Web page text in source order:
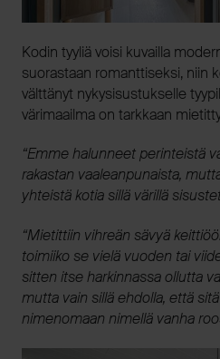
Kodin tyyliä voisi kuvailla
suorastaan romanttiseksi, niin
välttänyt nykysisustukselle
värimaailma on tarkkaan
“Emme halunneet perinteistä
rakastan vaaleanpunaista,
yhteistä kotia sillä värillä
“Mietittiin vihreän sävyä
toimiiko se vielä vuoden tai
sitten itse harkinnassa ollutta
mutta vain sillä ehdolla, että
nimenomaan nimellä vanha